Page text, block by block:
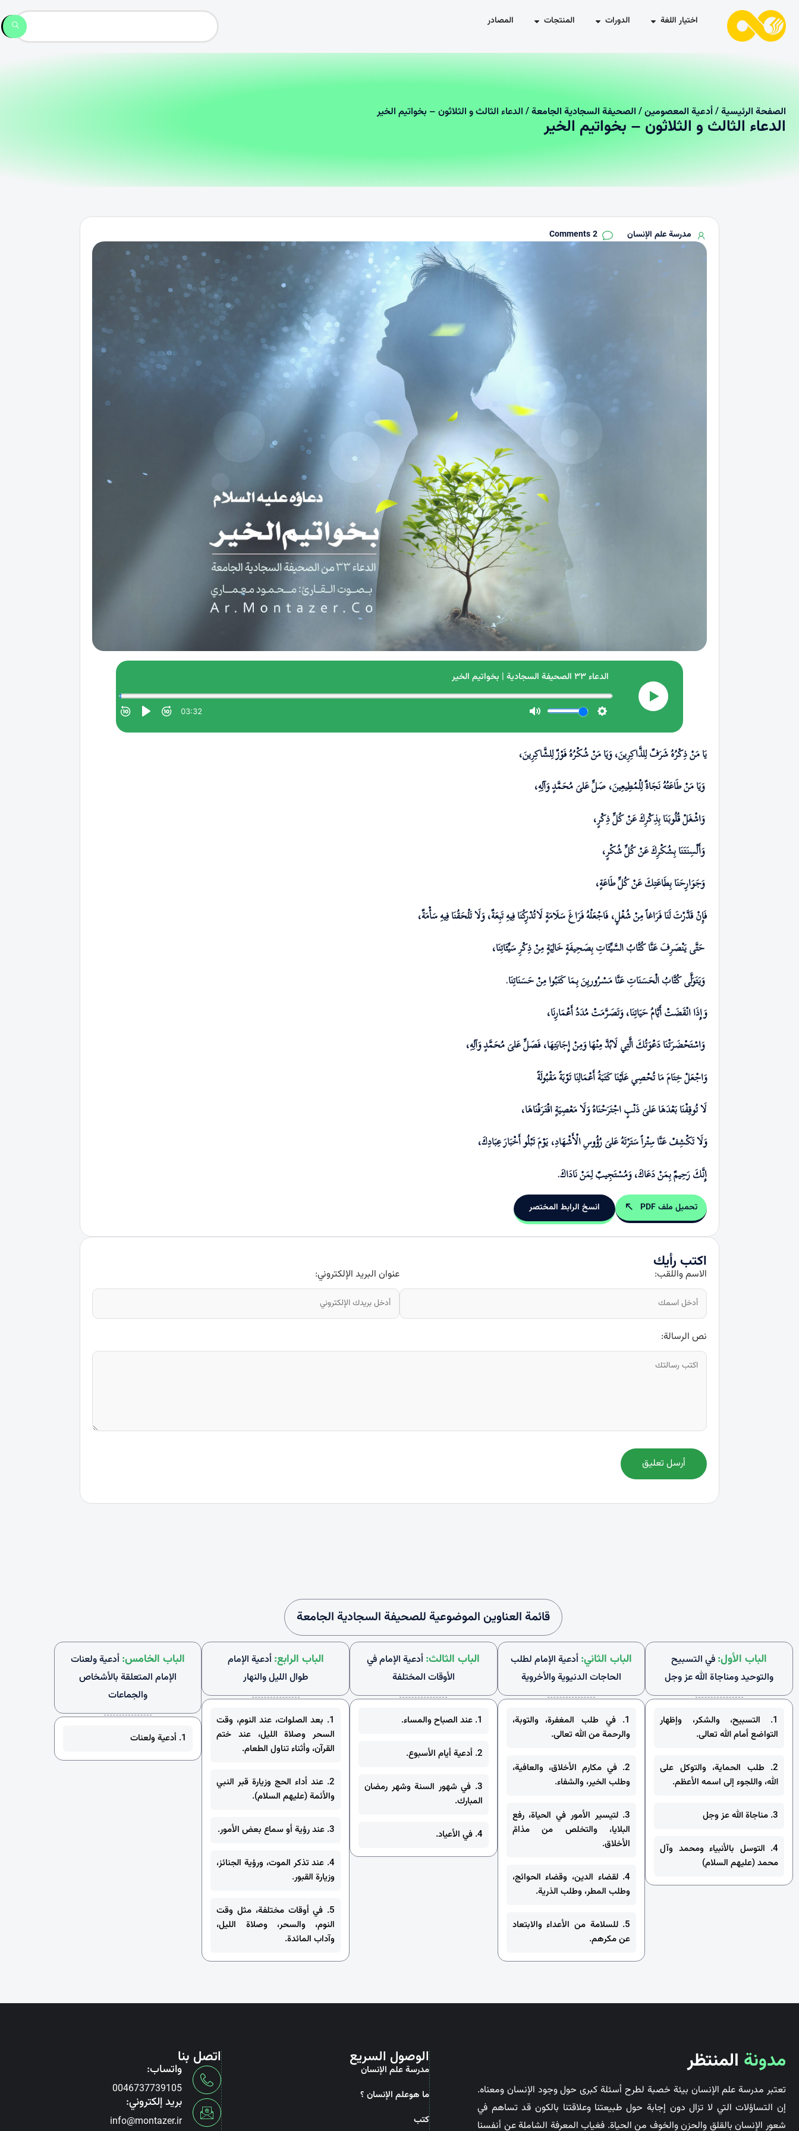
اختيار اللغة الدورات المنتجات المصادر
الصفحة الرئیسیة/أدعية المعصومين/ الصحيفة السجادية الجامعة/ الدعاء الثالث و الثلاثون – بخواتيم الخير
الدعاء الثالث و الثلاثون – بخواتيم الخير
مدرسة علم الإنسان 2 Comments
يَا مَنْ ذِكْرُەُ شَرَفٌ لِلذَّاكِرِينَ، وَيَا مَنْ شُكْرُەُ فَوْزٌ لِلشَّاكِرِينَ،
وَيَا مَنْ طَاعَتُهُ نَجَاةٌ لِلْمُطِيعِینَ، صَلِّ عَلیَ مُحَمَّدٍ وَآلِهِ،
وَاشْغَلْ قُلُوبَنَا بِذِكْرِكَ عَنْ كُلِّ ذِكْرٍ،
وَأَلْسِنَتَنَا بِشُكْرِكَ عَنْ كُلِّ شُكْرٍ،
وَجَوَارِحَنَا بِطَاعَتِكَ عَنْ كُلِّ طَاعَةٍ،
فَإِنْ قَدَّرْتَ لَنَا فَرَاغاً مِنْ شُغْلٍ، فَاجْعَلْهُ فَرَاغَ سَلَامَةٍ لَاتُدْرِكُنَا فِيهِ تَبِعَةٌ، وَلَا تَلْحَقُنَا فِيهِ سَأْمَةٌ،
حَتَّى يَنْصَرِفَ عَنَّا كُتَّابُ السَّيِّئَاتِ بِصَحِيفَةٍ خَالِيَةٍ مِنْ ذِكْرِ سَيِّئَاتِنَا،
وَيَتَوَلَّی كُتَّابُ الْحَسَنَاتِ عَنَّا مَسْـرُوريِنَ بِـمَا كَتَبُوا مِنْ حَسَنَاتِنَا.
وَإِذَا انْقَضَتْ أَيَّامُ حَيَاتِنَا، وَتَصَـرَّمَتْ مُدَدُ أَعْمَارِنَا،
وَاسْتَحْضَـرَتْنَا دَعْوَتُكَ الَّتِي لَابُدَّ مِنْهَا وَمِنْ إِجَابَتِهَا، فَصَلِّ عَلیَ مُحَمَّدٍ وَآلِهِ،
وَاجْعَلْ خِتَامَ مَا تُحْصِي عَلَيْنَا كَتَبَةُ أَعْمَالِنَا تَوْبَةً مَقْبُولَةً
لَا تُوقِفْنَا بَعْدَهَا عَلیَ ذَنْبٍ اجْتَرَحْنَاهُ وَلَا مَعْصِيَةٍ اقْتَـرَفْنَاهَا،
وَلَا تَكْشِفْ عَنَّا سِتْراً سَتَرْتَهُ عَلیَ رُؤُوسِ الْأَشْهَادِ، يَوْمَ تَبْلُو أَخْبَارَ عِبَادِكَ،
إِنَّكَ رَحِيمٌ بِمَنْ دَعَاكَ، وَمُسْتَجِيبٌ لِمَنْ نَادَاكَ.
تحميل ملف PDF انسخ الرابط المختصر
اكتب رأيك
الاسم واللقب: عنوان البريد الإلكتروني:
نص الرسالة:
أرسل تعليق
قائمة العناوين الموضوعية للصحيفة السجادية الجامعة
الباب الأول: في التسبيح
والتوحيد ومناجاة الله عز وجل
1. التسبيح، والشكر، وإظهار
التواضع أمام الله تعالى.
2. طلب الحماية، والتوكل على
الله، واللجوء إلى اسمه الأعظم.
3. مناجاة الله عز وجل
4. التوسل بالأنبياء ومحمد وآل
محمد (عليهم السلام)
الباب الثاني: أدعية الإمام لطلب
الحاجات الدنيوية والأخروية
1. في طلب المغفرة، والتوبة،
والرحمة من الله تعالى.
2. في مكارم الأخلاق، والعافية،
وطلب الخير، والشفاء.
3. لتيسير الأمور في الحياة، رفع
البلايا، والتخلص من مذامّ
الأخلاق.
4. لقضاء الدين، وقضاء الحوائج،
وطلب المطر، وطلب الذرية.
5. للسلامة من الأعداء والابتعاد
عن مكرهم.
الباب الثالث: أدعية الإمام في
الأوقات المختلفة
1. عند الصباح والمساء.
2. أدعية أيام الأسبوع.
3. في شهور السنة وشهر رمضان
المبارك.
4. في الأعياد.
الباب الرابع: أدعية الإمام
طوال الليل والنهار
1. بعد الصلوات، عند النوم، وقت
السحر وصلاة الليل، عند ختم
القرآن، وأثناء تناول الطعام.
2. عند أداء الحج وزيارة قبر النبي
والأئمة (عليهم السلام).
3. عند رؤية أو سماع بعض الأمور.
4. عند تذكر الموت، ورؤية الجنائز،
وزيارة القبور.
5. في أوقات مختلفة، مثل وقت
النوم، والسحر، وصلاة الليل،
وآداب المائدة.
الباب الخامس: أدعية ولعنات
الإمام المتعلقة بالأشخاص
والجماعات
1. أدعية ولعنات
مدونة المنتظر
تعتبر مدرسة علم الإنسان بيئة خصبة لطرح أسئلة كبرى حول وجود الإنسان ومعناه.
إن التساؤلات التي لا تزال دون إجابة حول طبيعتنا وعلاقتنا بالكون قد تساهم في
شعور الإنسان بالقلق والحزن والخوف من الحياة. فغياب المعرفة الشاملة عن أنفسنا
الوصول السريع
مدرسة علم الإنسان
ما هوعلم الإنسان ؟
کتب
اتصل بنا
واتساب:
0046737739105
بريد إلكتروني:
info@montazer.ir